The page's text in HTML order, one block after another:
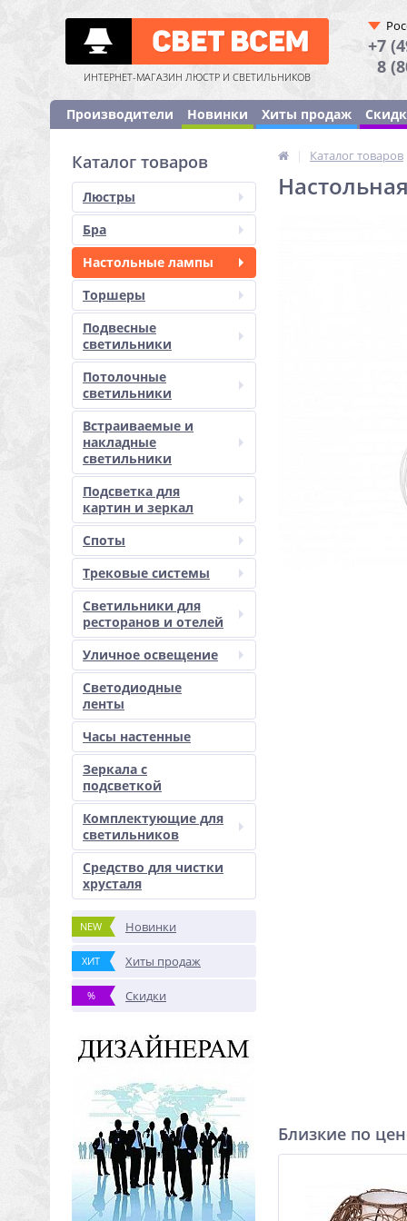
ИНТЕРНЕТ-МАГАЗИН ЛЮСТР И СВЕТИЛЬНИКОВ
+7
8
Производители Новинки Хиты продаж
Каталог товаров
Люстры
Бра
Настольные лампы
Торшеры
Подвесные
светильники
Потолочные
светильники
Встраиваемые и
накладные
светильники
Подсветка для
картин и зеркал
Споты
Трековые системы
Светильники для
ресторанов и отелей
Уличное освещение
Светодиодные
ленты
Часы настенные
Зеркала с
подсветкой
Комплектующие для
светильников
Средство для чистки
хрусталя
NEW Новинки
ХИТ Хиты продаж
% Скидки
| Каталог товаров
Близкие по